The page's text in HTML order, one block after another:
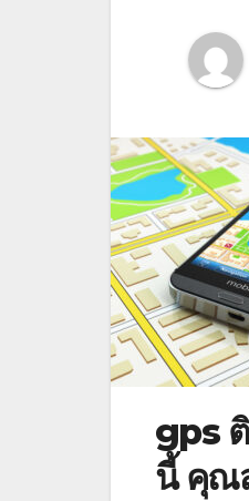
gps
นี้ คุณ